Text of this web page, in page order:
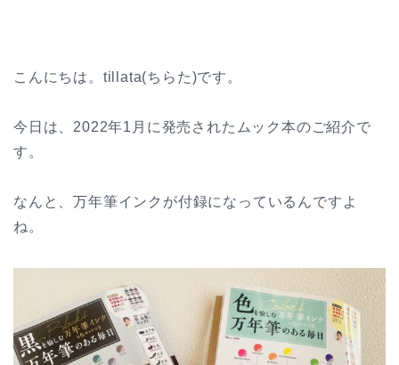
こんにちは。tillata(ちらた)です。
今日は、2022年1月に発売されたムック本のご紹介で
す。
なんと、万年筆インクが付録になっているんですよ
ね。